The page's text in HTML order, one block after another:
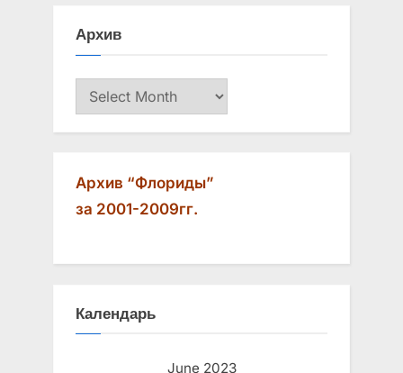
Архив
Архив
Архив “Флориды”
за 2001-2009гг.
Календарь
June 2023